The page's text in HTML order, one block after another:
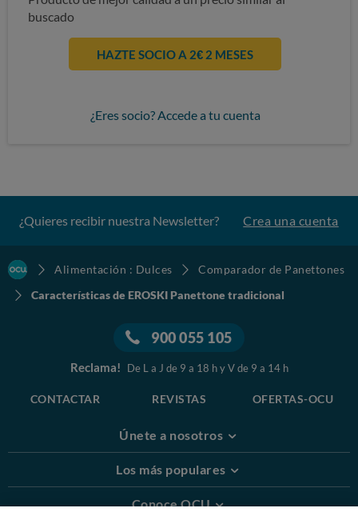
buscado
HAZTE SOCIO A 2€ 2 MESES
¿Eres socio? Accede a tu cuenta
¿Quieres recibir nuestra Newsletter? Crea una cuenta
Alimentación : Dulces
Comparador de Panettones
Características de EROSKI Panettone tradicional
900 055 105
Reclama! De L a J de 9 a 18 h y V de 9 a 14 h
CONTACTAR REVISTAS OFERTAS-OCU
Únete a nosotros
Los más populares
Conoce OCU